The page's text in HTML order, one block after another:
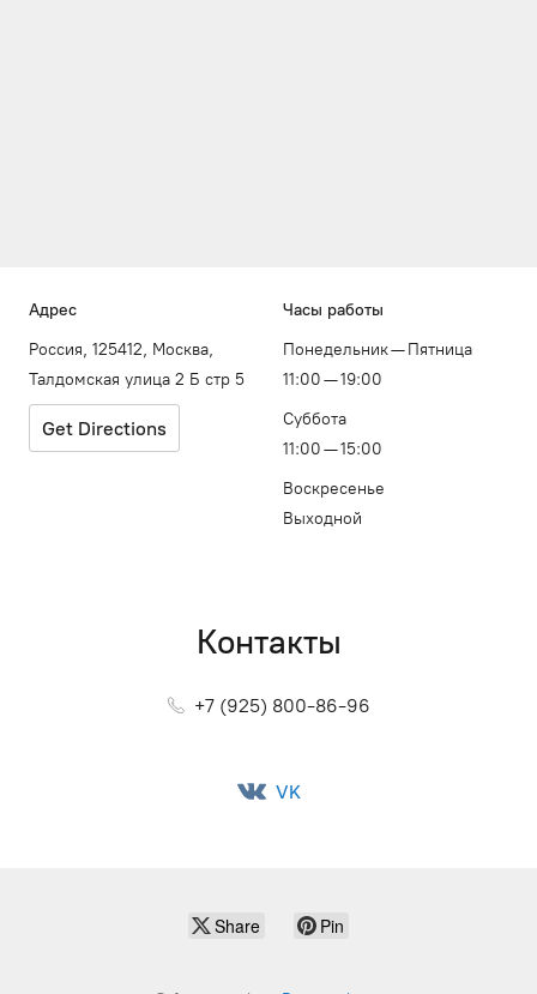
Адрес
Россия, 125412, Москва,
Талдомская улица 2 Б стр 5
Get Directions
Часы работы
Понедельник — Пятница
11:00 — 19:00
Суббота
11:00 — 15:00
Воскресенье
Выходной
Контакты
+7 (925) 800-86-96
VK
Share Pin